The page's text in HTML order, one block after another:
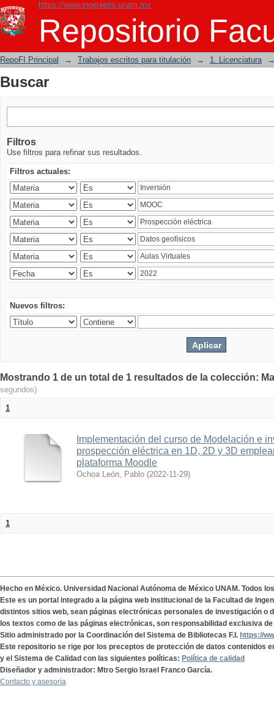
https://www.ingenieria.unam.mx
Repositorio
Buscar
RepoFI Principal → Trabajos escritos para titulación → 1. Licenciatura
Buscar
Filtros
Use filtros para refinar sus resultados.
Filtros actuales:
Nuevos filtros:
Mostrando 1 de un total de 1 resultados de la colección:
segundos)
1
Implementación del curso de Modelación e
prospección eléctrica en 1D, 2D y 3D
plataforma Moodle
Ochoa León, Pablo (2022-11-29)
1
Hecho en México. Universidad Nacional Autónoma de México UNAM. Todos
Este es un portal integrado a la página web institucional de la Facultad de
distintos sitios web, sean páginas electrónicas personales de investigación o
los textos como de las páginas electrónicas, son responsabilidad exclusiva
Sitio administrado por la Coordinación del Sistema de Bibliotecas F.I. https://
Este repositorio se rige por los preceptos de protección de datos contenidos
y el Sistema de Calidad con las siguientes políticas: Política de calidad
Diseñador y administrador: Mtro Sergio Israel Franco García.
Contacto y asesoría